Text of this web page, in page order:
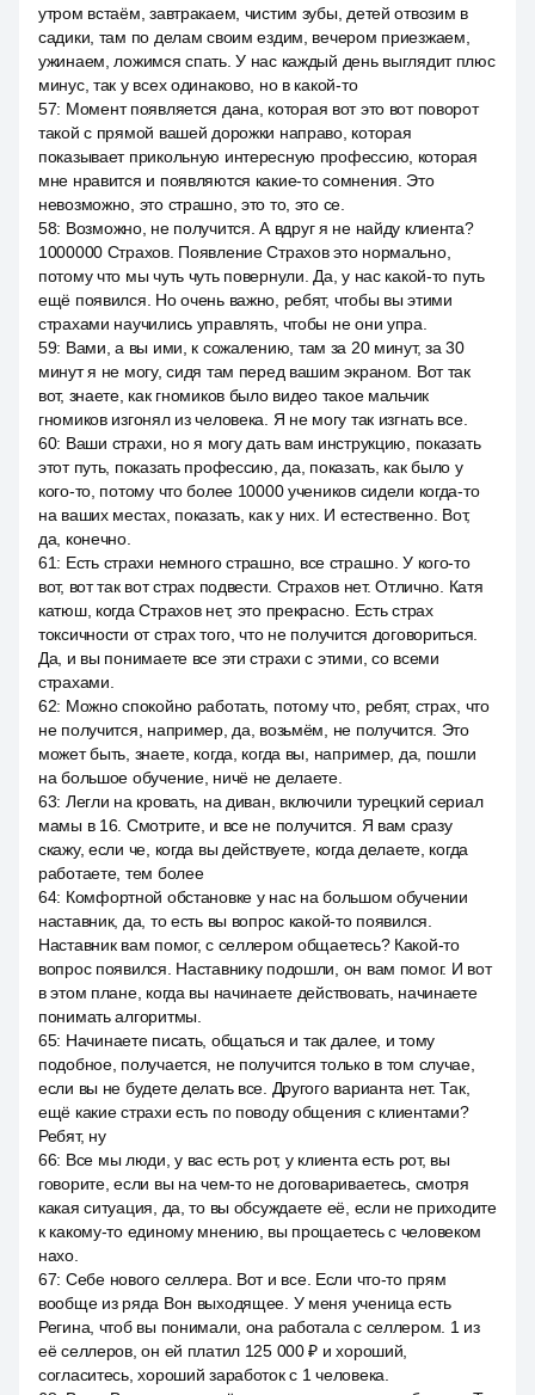
утром встаём, завтракаем, чистим зубы, детей отвозим в
садики, там по делам своим ездим, вечером приезжаем,
ужинаем, ложимся спать. У нас каждый день выглядит плюс
минус, так у всех одинаково, но в какой-то
57: Момент появляется дана, которая вот это вот поворот
такой с прямой вашей дорожки направо, которая
показывает прикольную интересную профессию, которая
мне нравится и появляются какие-то сомнения. Это
невозможно, это страшно, это то, это се.
58: Возможно, не получится. А вдруг я не найду клиента?
1000000 Страхов. Появление Страхов это нормально,
потому что мы чуть чуть повернули. Да, у нас какой-то путь
ещё появился. Но очень важно, ребят, чтобы вы этими
страхами научились управлять, чтобы не они упра.
59: Вами, а вы ими, к сожалению, там за 20 минут, за 30
минут я не могу, сидя там перед вашим экраном. Вот так
вот, знаете, как гномиков было видео такое мальчик
гномиков изгонял из человека. Я не могу так изгнать все.
60: Ваши страхи, но я могу дать вам инструкцию, показать
этот путь, показать профессию, да, показать, как было у
кого-то, потому что более 10000 учеников сидели когда-то
на ваших местах, показать, как у них. И естественно. Вот,
да, конечно.
61: Есть страхи немного страшно, все страшно. У кого-то
вот, вот так вот страх подвести. Страхов нет. Отлично. Катя
катюш, когда Страхов нет, это прекрасно. Есть страх
токсичности от страх того, что не получится договориться.
Да, и вы понимаете все эти страхи с этими, со всеми
страхами.
62: Можно спокойно работать, потому что, ребят, страх, что
не получится, например, да, возьмём, не получится. Это
может быть, знаете, когда, когда вы, например, да, пошли
на большое обучение, ничё не делаете.
63: Легли на кровать, на диван, включили турецкий сериал
мамы в 16. Смотрите, и все не получится. Я вам сразу
скажу, если че, когда вы действуете, когда делаете, когда
работаете, тем более
64: Комфортной обстановке у нас на большом обучении
наставник, да, то есть вы вопрос какой-то появился.
Наставник вам помог, с селлером общаетесь? Какой-то
вопрос появился. Наставнику подошли, он вам помог. И вот
в этом плане, когда вы начинаете действовать, начинаете
понимать алгоритмы.
65: Начинаете писать, общаться и так далее, и тому
подобное, получается, не получится только в том случае,
если вы не будете делать все. Другого варианта нет. Так,
ещё какие страхи есть по поводу общения с клиентами?
Ребят, ну
66: Все мы люди, у вас есть рот, у клиента есть рот, вы
говорите, если вы на чем-то не договариваетесь, смотря
какая ситуация, да, то вы обсуждаете её, если не приходите
к какому-то единому мнению, вы прощаетесь с человеком
нахо.
67: Себе нового селлера. Вот и все. Если что-то прям
вообще из ряда Вон выходящее. У меня ученица есть
Регина, чтоб вы понимали, она работала с селлером. 1 из
её селлеров, он ей платил 125 000 ₽ и хороший,
согласитесь, хороший заработок с 1 человека.